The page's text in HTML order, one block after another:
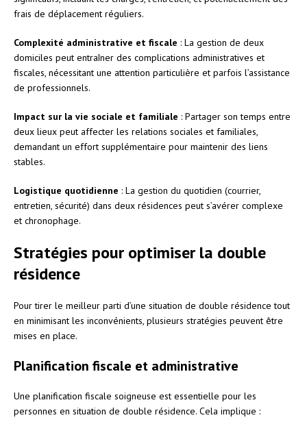
frais de déplacement réguliers.
Complexité administrative et fiscale : La gestion de deux
domiciles peut entraîner des complications administratives et
fiscales, nécessitant une attention particulière et parfois l’assistance
de professionnels.
Impact sur la vie sociale et familiale : Partager son temps entre
deux lieux peut affecter les relations sociales et familiales,
demandant un effort supplémentaire pour maintenir des liens
stables.
Logistique quotidienne : La gestion du quotidien (courrier,
entretien, sécurité) dans deux résidences peut s’avérer complexe
et chronophage.
Stratégies pour optimiser la double
résidence
Pour tirer le meilleur parti d’une situation de double résidence tout
en minimisant les inconvénients, plusieurs stratégies peuvent être
mises en place.
Planification fiscale et administrative
Une planification fiscale soigneuse est essentielle pour les
personnes en situation de double résidence. Cela implique :